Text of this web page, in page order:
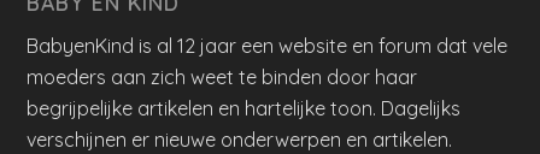
BabyenKind is al 12 jaar een website en forum dat vele
moeders aan zich weet te binden door haar
begrijpelijke artikelen en hartelijke toon. Dagelijks
verschijnen er nieuwe onderwerpen en artikelen.